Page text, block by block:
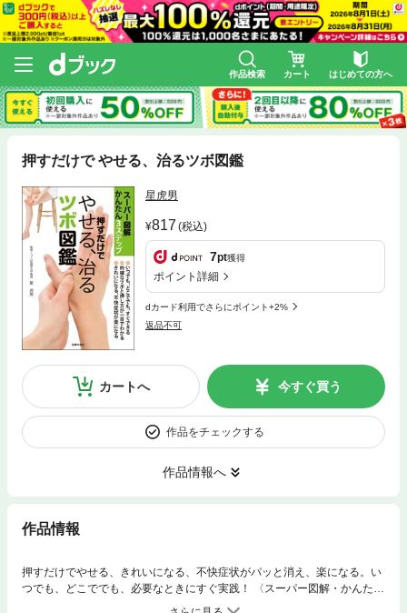
作品検索 カート はじめての方へ
押すだけで やせる、治るツボ図鑑
星虎男
817 (税込)
7pt獲得
ポイント詳細
dカード利用でさらにポイント+2%
返品不可
カートへ 今すぐ買う
作品をチェックする
作品情報へ
作品情報
押すだけでやせる、きれいになる、不快症状がパッと消え、楽になる。い
つでも、どこででも、必要なときにすぐ実践！ 〈スーパー図解・かんたん
3step〉で、的確なツボと的確な押し方が一目でわかる、だれでもわか